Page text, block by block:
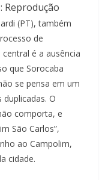
Reprodução
(PT), também
de
é a ausência
que Sorocaba
se pensa em um
O
comporta, e
São Carlos”,
ao Campolim,
cidade.